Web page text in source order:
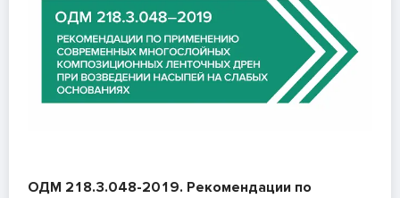
ОДМ 218.3.048-2019. Рекомендации по